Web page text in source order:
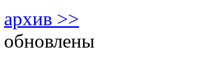
архив >>
обновлены